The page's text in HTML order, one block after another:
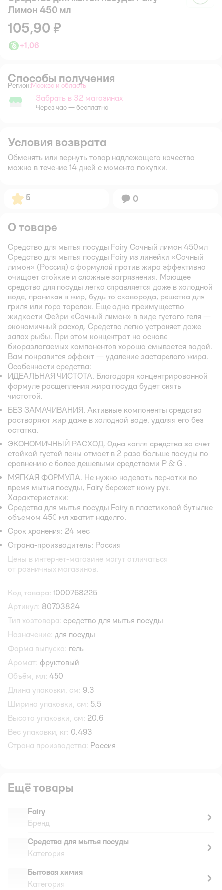
Лимон 450 мл
105,90 ₽
+1,06
Способы получения
Регион: Выбор адреса доставки.
Москва и область
Забрать в магазине
Забрать в 32 магазинах
Через час — бесплатно
Условия возврата
Обменять или вернуть товар надлежащего качества
можно в течение 14 дней с момента покупки.
Рейтинг:
5 Вопросов:
0
О товаре
Средство для мытья посуды Fairy Сочный лимон 450мл
Средство для мытья посуды Fairy из линейки «Сочный
лимон» (Россия) с формулой против жира эффективно
очищает стойкие и сложные загрязнения. Моющее
средство для посуды легко справляется даже в холодной
воде, проникая в жир, будь то сковорода, решетка для
гриля или гора тарелок. Еще одно преимущество
жидкости Фейри «Сочный лимон» в виде густого геля —
экономичный расход. Средство легко устраняет даже
запах рыбы. При этом концентрат на основе
биоразлагаемых компонентов хорошо смывается водой.
Вам понравится эффект — удаление застарелого жира.
Особенности средства:
ИДЕАЛЬНАЯ ЧИСТОТА. Благодаря концентрированной
формуле расщепления жира посуда будет сиять
чистотой.
БЕЗ ЗАМАЧИВАНИЯ. Активные компоненты средства
растворяют жир даже в холодной воде, удаляя его без
остатка.
ЭКОНОМИЧНЫЙ РАСХОД. Одна капля средства за счет
стойкой густой пены отмоет в 2 раза больше посуды по
сравнению с более дешевыми средствами P & G .
МЯГКАЯ ФОРМУЛА. Не нужно надевать перчатки во
время мытья посуды, Fairy бережет кожу рук.
Характеристики:
Средства для мытья посуды Fairy в пластиковой бутылке
объемом 450 мл хватит надолго.
Срок хранения: 24 мес
Страна-производитель: Россия
Цены в интернет-магазине могут отличаться
от розничных магазинов.
Код товара: 1000768225
Артикул: 80703824
Тип хозтовара: средство для мытья посуды
Назначение: для посуды
Форма выпуска: гель
Аромат: фруктовый
Объём, мл: 450
Длина упаковки, см: 9.3
Ширина упаковки, см: 5.5
Высота упаковки, см: 20.6
Вес упаковки, кг: 0.493
Страна производства: Россия
Ещё товары
Fairy
Бренд
Средства для мытья посуды
Категория
Бытовая химия
Категория